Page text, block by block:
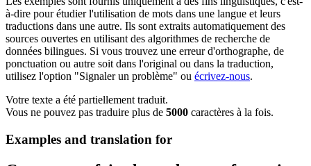
à-dire pour étudier l'utilisation de mots dans une langue et leurs
traductions dans une autre. Ils sont extraits automatiquement des
sources ouvertes en utilisant des algorithmes de recherche de
données bilingues. Si vous trouvez une erreur d'orthographe, de
ponctuation ou autre soit dans l'original ou dans la traduction,
utilisez l'option "Signaler un problème" ou écrivez-nous.
Votre texte a été partiellement traduit.
Vous ne pouvez pas traduire plus de 5000 caractères à la fois.
Examples and translation for